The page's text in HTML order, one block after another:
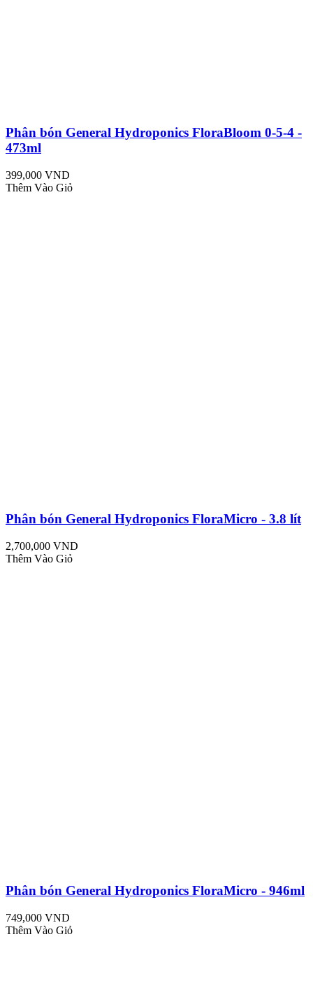
Phân bón General Hydroponics FloraBloom 0-5-4 -
473ml
399,000 VND
Thêm Vào Giỏ
Phân bón General Hydroponics FloraMicro - 3.8 lít
2,700,000 VND
Thêm Vào Giỏ
Phân bón General Hydroponics FloraMicro - 946ml
749,000 VND
Thêm Vào Giỏ